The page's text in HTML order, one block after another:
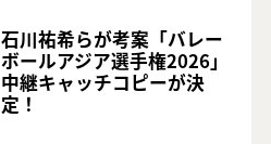
石川祐希らが考案「バレー
ボールアジア選手権2026」
中継キャッチコピーが決
定！